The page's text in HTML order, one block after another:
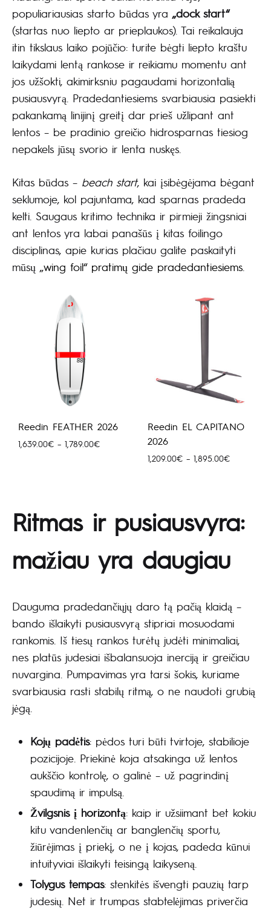
populiariausias starto būdas yra „dock start“
(startas nuo liepto ar prieplaukos). Tai reikalauja
itin tikslaus laiko pojūčio: turite bėgti liepto kraštu
laikydami lentą rankose ir reikiamu momentu ant
jos užšokti, akimirksniu pagaudami horizontalią
pusiausvyrą. Pradedantiesiems svarbiausia pasiekti
pakankamą linijinį greitį dar prieš užlipant ant
lentos – be pradinio greičio hidrosparnas tiesiog
nepakels jūsų svorio ir lenta nuskęs.
Kitas būdas – beach start, kai įsibėgėjama bėgant
seklumoje, kol pajuntama, kad sparnas pradeda
kelti. Saugaus kritimo technika ir pirmieji žingsniai
ant lentos yra labai panašūs į kitas foilingo
disciplinas, apie kurias plačiau galite paskaityti
mūsų „wing foil“ pratimų gide pradedantiesiems
Reedin FEATHER 2026
1,639.00€ – 1,789.00€Price
Reedin EL CAPITANO
2026
1,209.00€ – 1,895.00€Price
Ritmas ir pusiausvyra:
mažiau yra daugiau
Dauguma pradedančiųjų daro tą pačią klaidą –
bando išlaikyti pusiausvyrą stipriai mosuodami
rankomis. Iš tiesų rankos turėtų judėti minimaliai,
nes platūs judesiai išbalansuoja inerciją ir greičiau
nuvargina. Pumpavimas yra tarsi šokis, kuriame
svarbiausia rasti stabilų ritmą, o ne naudoti grubią
jėgą.
Kojų padėtis: pėdos turi būti tvirtoje, stabilioje
pozicijoje. Priekinė koja atsakinga už lentos
aukščio kontrolę, o galinė – už pagrindinį
spaudimą ir impulsą.
Žvilgsnis į horizontą: kaip ir užsiimant bet kokiu
kitu vandenlenčių ar banglenčių sportu,
žiūrėjimas į priekį, o ne į kojas, padeda kūnui
intuityviai išlaikyti teisingą laikyseną.
Tolygus tempas: stenkitės išvengti pauzių tarp
judesių. Net ir trumpas stabtelėjimas priverčia